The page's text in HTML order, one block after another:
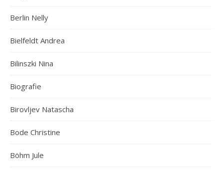
Berlin Nelly
Bielfeldt Andrea
Bilinszki Nina
Biografie
Birovljev Natascha
Bode Christine
Böhm Jule